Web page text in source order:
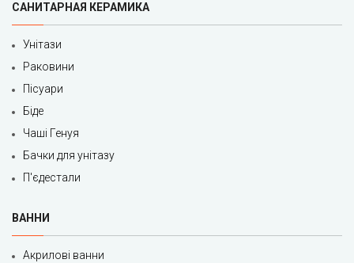
САНИТАРНАЯ КЕРАМИКА
Унітази
Раковини
Пісуари
Біде
Чаші Генуя
Бачки для унітазу
П'єдестали
ВАННИ
Акрилові ванни